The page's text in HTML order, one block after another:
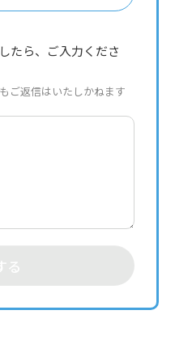
たら、ご入力くださ
ご返信はいたしかねます
る